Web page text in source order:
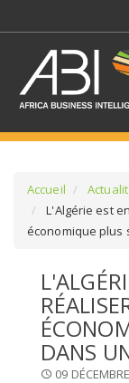
SÉLECTIONNEZ
SELECTIONNEZ
Accueil
L'Algérie est
économique plus
DANS
09